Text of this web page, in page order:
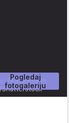
Pogledaj
fotogaleriju
Featureflash
Shutterstock